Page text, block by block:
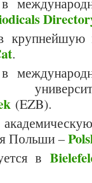
крупнейшую
.
(EZB).
Польши –
в